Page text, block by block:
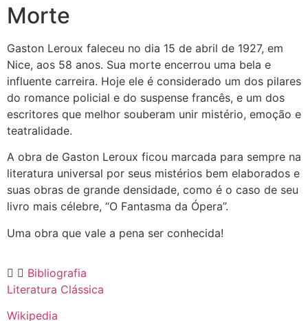
Morte
Gaston Leroux faleceu no dia 15 de abril de 1927, em
Nice, aos 58 anos. Sua morte encerrou uma bela e
influente carreira. Hoje ele é considerado um dos pilares
do romance policial e do suspense francês, e um dos
escritores que melhor souberam unir mistério, emoção e
teatralidade.
A obra de Gaston Leroux ficou marcada para sempre na
literatura universal por seus mistérios bem elaborados e
suas obras de grande densidade, como é o caso de seu
livro mais célebre, “O Fantasma da Ópera”.
Uma obra que vale a pena ser conhecida!
Bibliografia
Literatura Clássica
Wikipedia